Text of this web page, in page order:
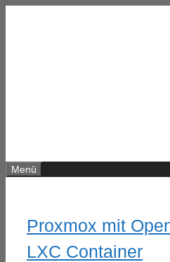
Menü
Proxmox mit
LXC Container